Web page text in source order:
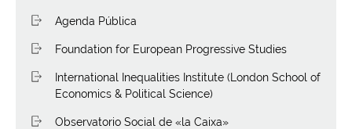
Agenda Pública
Foundation for European Progressive Studies
International Inequalities Institute (London School of
Economics & Political Science)
Observatorio Social de «la Caixa»